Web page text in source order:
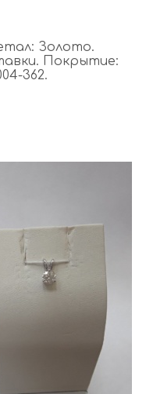
Золото.
Покрытие:
362.